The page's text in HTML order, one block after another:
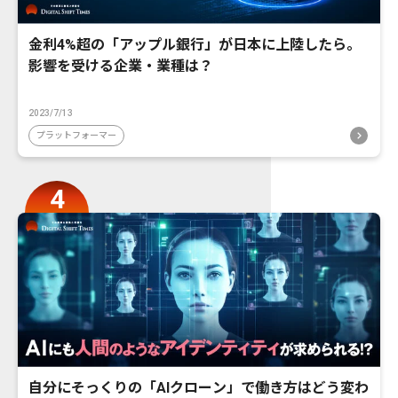
金利4%超の「アップル銀行」が日本に上陸したら。
影響を受ける企業・業種は？
2023/7/13
プラットフォーマー
自分にそっくりの「AIクローン」で働き方はどう変わ